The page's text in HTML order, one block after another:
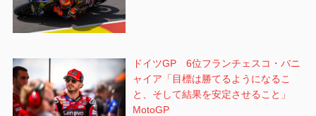
ドイツGP 6位フランチェスコ・バニ
ャイア「目標は勝てるようになるこ
と、そして結果を安定させること」
MotoGP